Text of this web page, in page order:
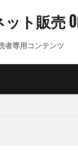
者専用コンテンツ